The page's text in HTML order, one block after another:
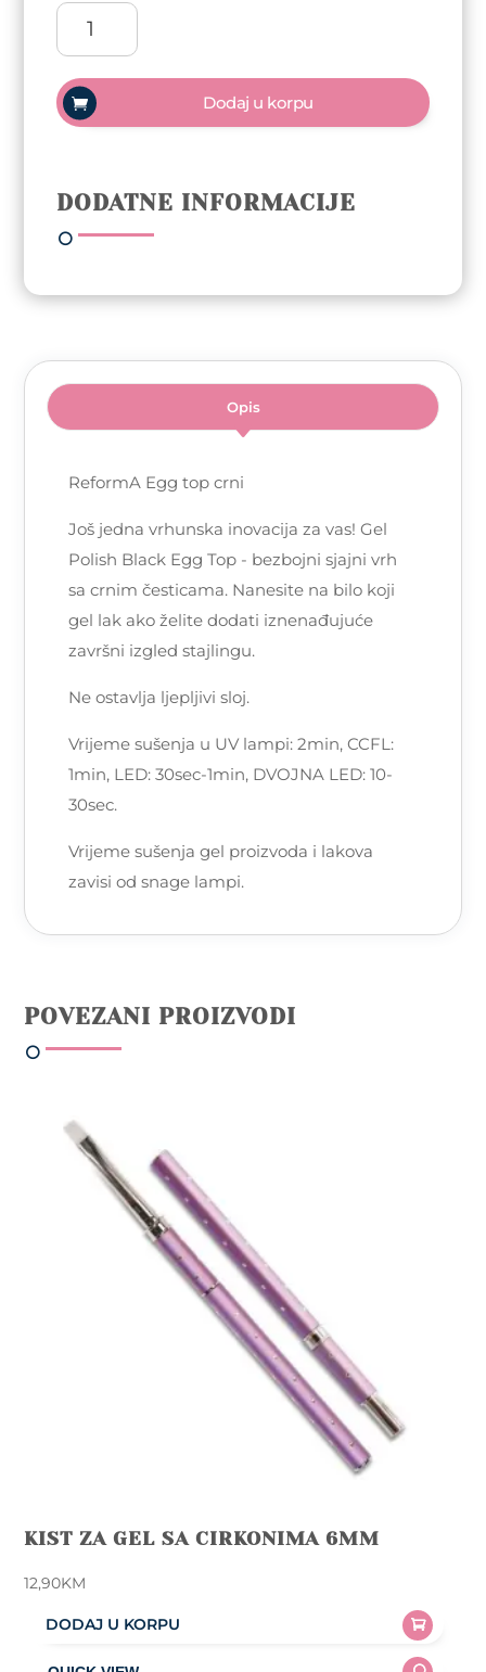
ReformA
top
crni
količina
Dodaj u korpu
DODATNE INFORMACIJE
Opis
ReformA Egg top crni
Još jedna vrhunska inovacija za vas! Gel
Polish Black Egg Top - bezbojni sjajni vrh
sa crnim česticama. Nanesite na bilo koji
gel lak ako želite dodati iznenađujuće
završni izgled stajlingu.
Ne ostavlja ljepljivi sloj.
Vrijeme sušenja u UV lampi: 2min, CCFL:
1min, LED: 30sec-1min, DVOJNA LED: 10-
30sec.
Vrijeme sušenja gel proizvoda i lakova
zavisi od snage lampi.
POVEZANI PROIZVODI
KIST ZA GEL SA CIRKONIMA 6MM
12,90KM
DODAJ U KORPU